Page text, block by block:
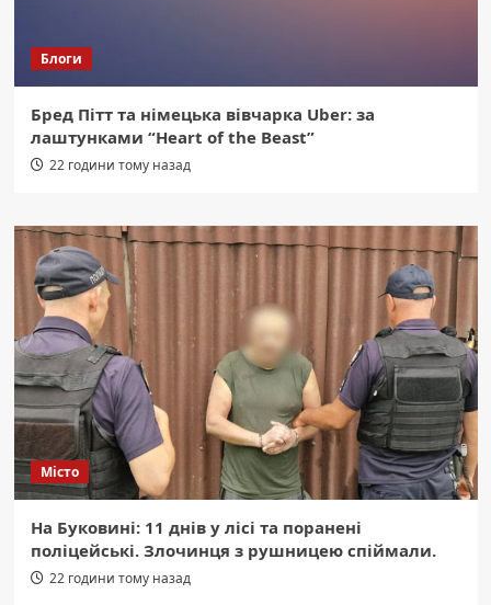
Блоги
Бред Пітт та німецька вівчарка Uber: за
лаштунками “Heart of the Beast”
22 години тому назад
Місто
На Буковині: 11 днів у лісі та поранені
поліцейські. Злочинця з рушницею спіймали.
22 години тому назад